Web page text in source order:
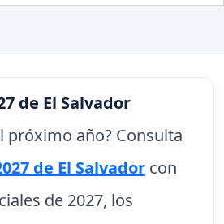
de El Salvador
próximo año? Consulta
de El Salvador con
de 2027, los